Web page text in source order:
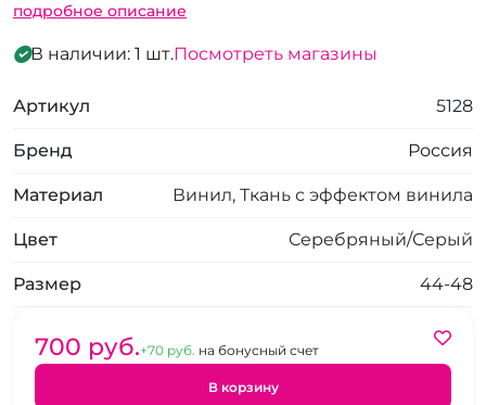
подробное описание
В наличии: 1 шт.Посмотреть магазины
Артикул 5128
Бренд Россия
Материал Винил, Ткань с эффектом винила
Цвет Серебряный/Серый
Размер 44-48
700 pуб.+70 pуб. на бонусный счет
В корзину